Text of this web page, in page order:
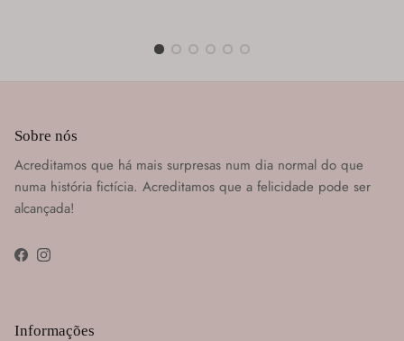
Sobre nós
Acreditamos que há mais surpresas num dia normal do que
numa história fictícia. Acreditamos que a felicidade pode ser
alcançada!
FacebookInstagram
Informações